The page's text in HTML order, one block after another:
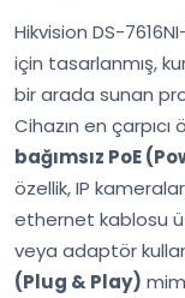
Hikvision DS-
için tasarlanmış,
bir arada sunan
Cihazın en çarpıcı
bağımsız PoE
özellik, IP
ethernet kablosu
veya adaptör
(Plug & Play)